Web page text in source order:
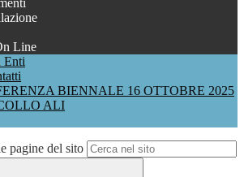
Line
Enti
BIENNALE 16 OTTOBRE 2025
ALI
pagine del sito